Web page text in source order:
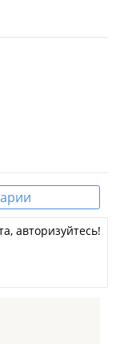
авторизуйтесь!